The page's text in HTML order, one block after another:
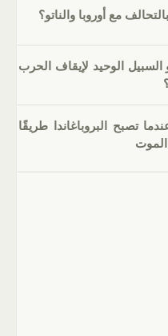
مع أوروبا والناتو؟
الوحيد لإيقاف الحرب
تصبح البروباغاندا طريقًا
الموت